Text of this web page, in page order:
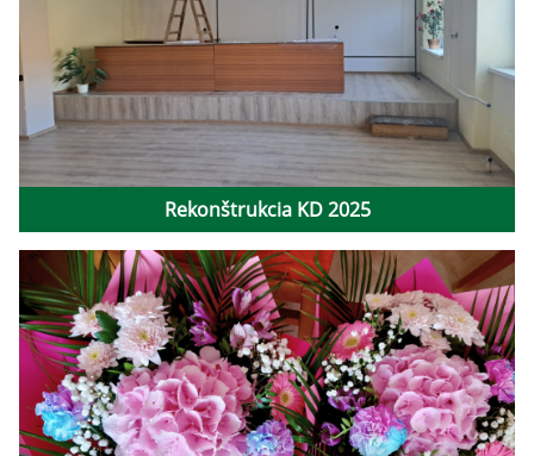
Rekonštrukcia KD 2025